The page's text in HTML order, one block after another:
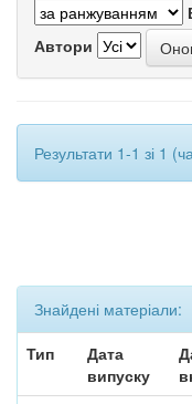
Автори
Результати 1-1 зі 1
Знайдені матеріали:
Тип
Дата
випуску